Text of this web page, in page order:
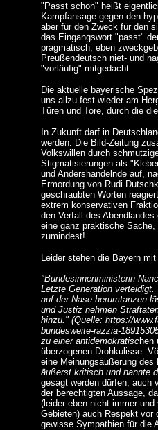
"Passt schon" heißt
Kampfansage gegen den
aber für den Zweck für den
das Eingangswort "passt"
pragmatisch, eben
Preußendeutsch niet- und
"vorläufig" mitgedacht.
Die aktuelle bayerische
uns allzu fest wieder am
Türen und Tore, durch die
In Zukunft darf in
werden. Die Bild-Zeitung
Volkswillen durch
Stigmatisierungen als
und Andershandelnde auf,
Ermordung von Rudi
geschraubten Worten
extrem konservativen
den Verfall des
eine ganz praktische
zumindest!
Leider stehen die Bayern
"Bundesinnenministerin
Letzte Generation
auf der Nase herumtanzen
und Justiz nehmen
hinzu." (Quelle: https://
bundesweite-razzia-
zu einer antidemokratischen
überzogenen Drohkulisse.
eine Meinungsäußerung des
äußerst kritisch und nannte
gesagt werden dürfen, auch
der berechtigten Aussage,
(leider eben nicht immer
Gebieten) auch Respekt vor
gewisse Sympathien für die